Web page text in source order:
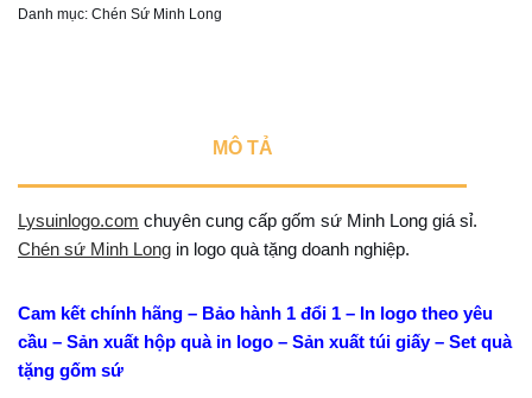
Danh mục: Chén Sứ Minh Long
MÔ TẢ
Lysuinlogo.com chuyên cung cấp gốm sứ Minh Long giá sỉ.
Chén sứ Minh Long in logo quà tặng doanh nghiệp.
Cam kết chính hãng – Bảo hành 1 đổi 1 – In logo theo yêu
cầu – Sản xuất hộp quà in logo – Sản xuất túi giấy – Set quà
tặng gốm sứ